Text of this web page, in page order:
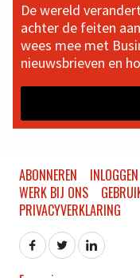
De wereld
achter de feiten
wees mee met
nieuwsbrieven en
ABONNEREN INLOGGEN
WERK BIJ ONS
PRIVACYVERKLARING